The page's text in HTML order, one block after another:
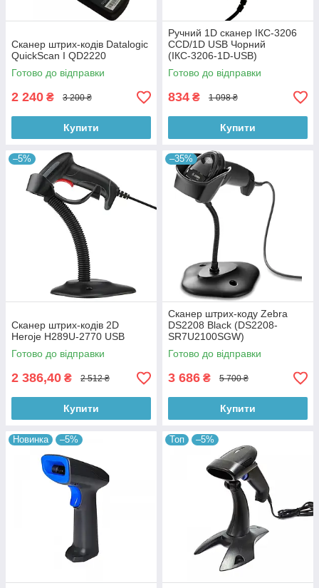
Сканер штрих-кодів Datalogic
QuickScan I QD2220
Готово до відправки
2 240 ₴ 3 200 ₴
Купити
Ручний 1D сканер ІКС-3206
CCD/1D USB Чорний
(ІКС-3206-1D-USB)
Готово до відправки
834 ₴ 1 098 ₴
Купити
–5%
Сканер штрих-кодів 2D
Heroje H289U-2770 USB
Готово до відправки
2 386,40 ₴ 2 512 ₴
Купити
–35%
Сканер штрих-коду Zebra
DS2208 Black (DS2208-
SR7U2100SGW)
Готово до відправки
3 686 ₴ 5 700 ₴
Купити
Новинка –5% Топ –5%